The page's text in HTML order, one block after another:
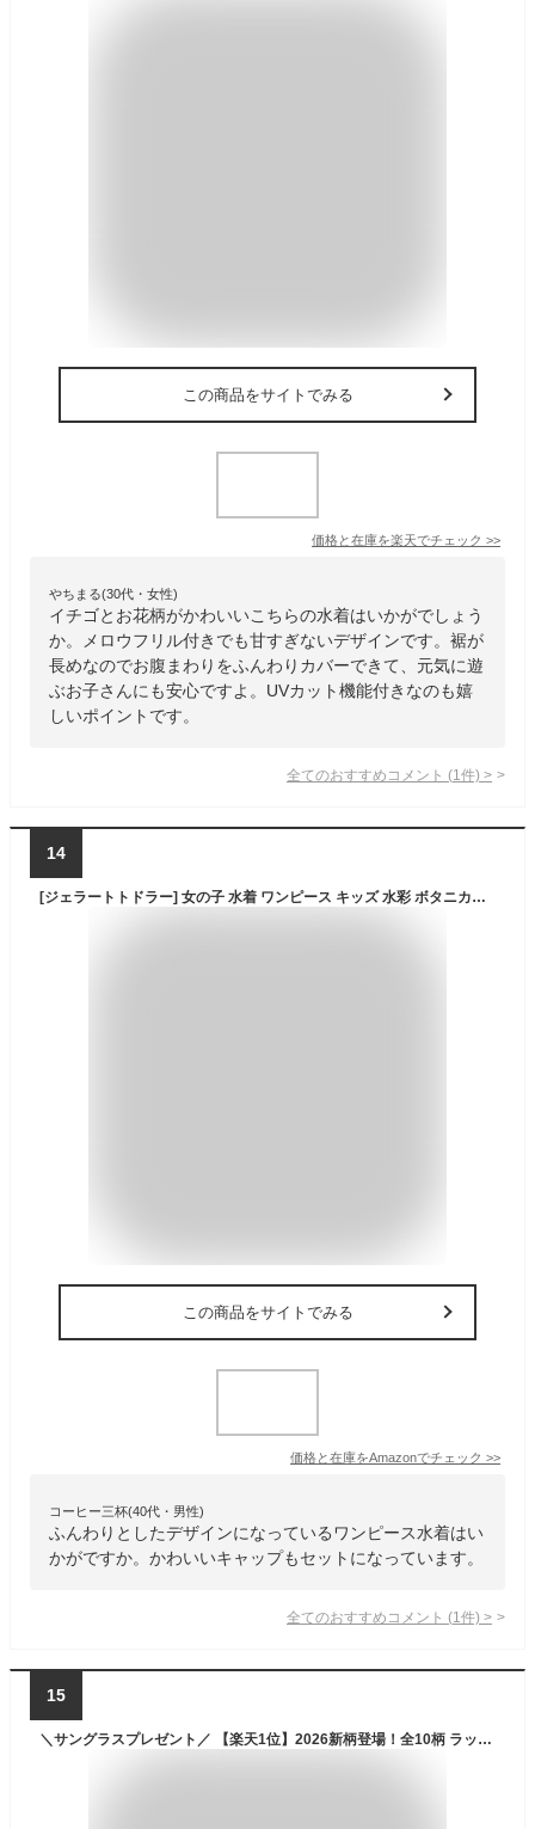
この商品をサイトでみる
価格と在庫を楽天でチェック >>
やちまる(30代・女性)
イチゴとお花柄がかわいいこちらの水着はいかがでしょう
か。メロウフリル付きでも甘すぎないデザインです。裾が
長めなのでお腹まわりをふんわりカバーできて、元気に遊
ぶお子さんにも安心ですよ。UVカット機能付きなのも嬉
しいポイントです。
全てのおすすめコメント (1 件) >
14
[ジェラートトドラー] 女の子 水着 ワンピース キッズ 水彩 ボタニカル フラワー スイムキャップ付 ピンク 120cm
この商品をサイトでみる
価格と在庫をAmazonでチェック >>
コーヒー三杯(40代・男性)
ふんわりとしたデザインになっているワンピース水着はい
かがですか。かわいいキャップもセットになっています。
全てのおすすめコメント (1 件) >
15
＼サングラスプレゼント／ 【楽天1位】2026新柄登場！全10柄 ラッシュガード 水着 帽子 キッズ ベビー 女の子 長袖 ワンピース UVカット セット フリル 花柄 プール 海 80 90 100 110 120 130 赤ちゃん 幼児 スイミング 可愛い キャップ付き 子供 幼稚園 送料無料 ギフト